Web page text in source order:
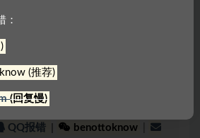
， yu-er.com
盘内容持续有效，请勿在线解压
内容均为互联网收集整理，资源
含电话、微信、QQ等）请谨慎
QQ报错 benottoknow
：
(推荐)
(回复慢)